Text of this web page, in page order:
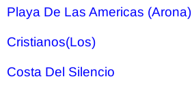
Playa De Las Americas (Arona)
Cristianos(Los)
Costa Del Silencio